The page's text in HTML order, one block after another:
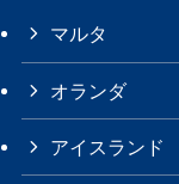
マルタ
オランダ
アイスランド